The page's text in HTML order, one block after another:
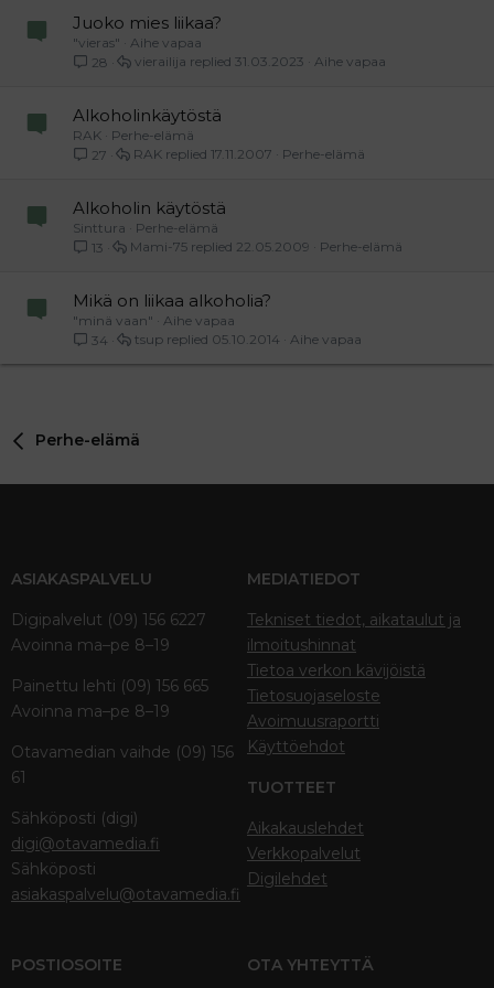
Juoko mies liikaa?
"vieras"
Aihe vapaa
28
Aihe vapaa
31.03.2023
vierailija
Alkoholinkäytöstä
RAK
Perhe-elämä
27
Perhe-elämä
17.11.2007
RAK
Alkoholin käytöstä
Sinttura
Perhe-elämä
13
Perhe-elämä
22.05.2009
Mami-75
Mikä on liikaa alkoholia?
"minä vaan"
Aihe vapaa
34
Aihe vapaa
05.10.2014
tsup
Perhe-elämä
ASIAKASPALVELU
Digipalvelut (09) 156 6227
Avoinna ma–pe 8–19
Painettu lehti (09) 156 665
Avoinna ma–pe 8–19
Otavamedian vaihde (09) 156
61
Sähköposti (digi)
digi@otavamedia.fi
Sähköposti
asiakaspalvelu@otavamedia.fi
MEDIATIEDOT
Tekniset tiedot, aikataulut ja
ilmoitushinnat
Tietoa verkon kävijöistä
Tietosuojaseloste
Avoimuusraportti
Käyttöehdot
TUOTTEET
Aikakauslehdet
Verkkopalvelut
Digilehdet
POSTIOSOITE OTA YHTEYTTÄ